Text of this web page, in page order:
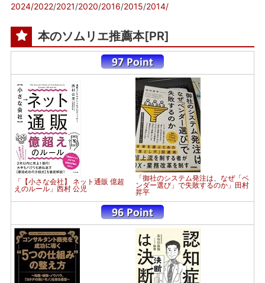
2024/2022/2021/2020/2016/2015/2014/
本のソムリエ推薦本[PR]
「【小さな会社】 ネット通販 億超
えのルール」西村 公児
「御社のシステム発注は、なぜ「ベ
ンダー選び」で失敗するのか」田村
昇平